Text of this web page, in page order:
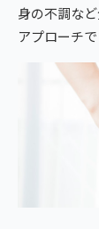
身の不調な
アプローチで